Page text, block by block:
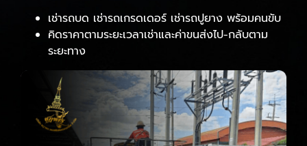
เช่ารถบด เช่ารถเกรดเดอร์ เช่ารถปูยาง พร้อมคนขับ
คิดราคาตามระยะเวลาเช่าและค่าขนส่งไป-กลับตาม
ระยะทาง